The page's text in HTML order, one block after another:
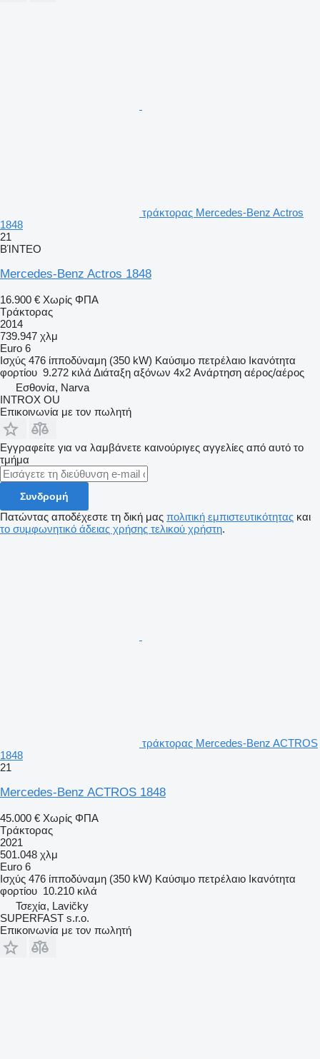
τράκτορας Mercedes-Benz Actros
1848
21
ΒΊΝΤΕΟ
Mercedes-Benz Actros 1848
16.900 € Χωρίς ΦΠΑ
Τράκτορας
2014
739.947 χλμ
Euro 6
Ισχύς 476 ίπποδύναμη (350 kW) Καύσιμο πετρέλαιο Ικανότητα
φορτίου 9.272 κιλά Διάταξη αξόνων 4x2 Ανάρτηση αέρος/αέρος
Εσθονία, Narva
INTROX OU
Επικοινωνία με τον πωλητή
Εγγραφείτε για να λαμβάνετε καινούριγες αγγελίες από αυτό το
τμήμα
Συνδρομή
Πατώντας αποδέχεστε τη δική μας πολιτική εμπιστευτικότητας και
το συμφωνητικό άδειας χρήσης τελικού χρήστη.
τράκτορας Mercedes-Benz ACTROS
1848
21
Mercedes-Benz ACTROS 1848
45.000 € Χωρίς ΦΠΑ
Τράκτορας
2021
501.048 χλμ
Euro 6
Ισχύς 476 ίπποδύναμη (350 kW) Καύσιμο πετρέλαιο Ικανότητα
φορτίου 10.210 κιλά
Τσεχία, Lavičky
SUPERFAST s.r.o.
Επικοινωνία με τον πωλητή